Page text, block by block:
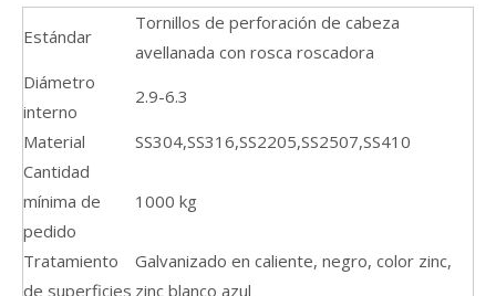
Estándar
Tornillos de perforación de cabeza
avellanada con rosca roscadora
Diámetro
interno
2.9-6.3
Material
SS304,SS316,SS2205,SS2507,SS410
Cantidad
mínima de
pedido
1000 kg
Tratamiento
de superficies
Galvanizado en caliente, negro, color zinc,
zinc blanco azul